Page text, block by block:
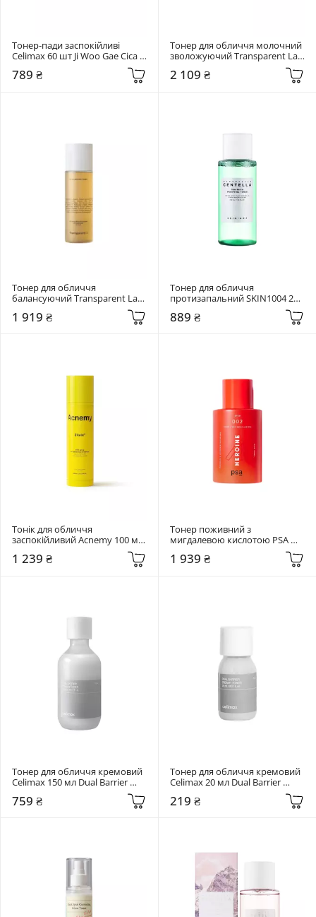
Тонер-пади заспокійливі
Celimax 60 шт Ji Woo Gae Cica
789 ₴
Тонер для обличчя молочний
зволожуючий Transparent Lab
130 мл C4 Hydrating Milk Toner
2 109 ₴
Тонер для обличчя
балансуючий Transparent Lab
1 919 ₴
Тонер для обличчя
протизапальний SKIN1004 210
мл Madagascar Centella Tea-
Trica Purifying Toner
889 ₴
Тонік для обличчя
заспокійливий Acnemy 100 мл
1 239 ₴
Тонер поживний з
мигдалевою кислотою PSA
Licorice Superfood Glow Toner
1 939 ₴
Тонер для обличчя кремовий
Celimax 150 мл Dual Barrier
759 ₴
Тонер для обличчя кремовий
Celimax 20 мл Dual Barrier
219 ₴